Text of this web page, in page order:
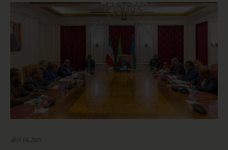
abril 04, 2025